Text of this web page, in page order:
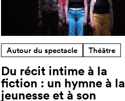
Autour du spectacle Théâtre
Du récit intime à la
fiction : un hymne à la
jeunesse et à son